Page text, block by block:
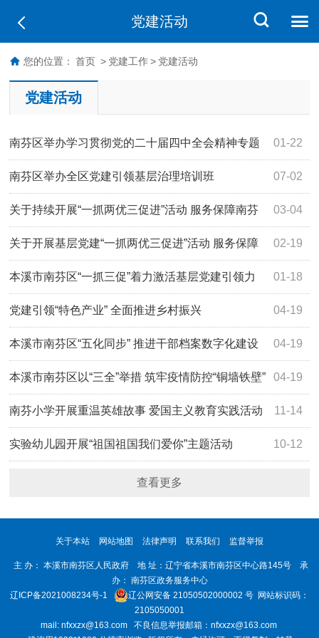
党建活动
您的位置： 首页 > 党建工作 > 党建活动
党建活动
01-22
南芬区举办学习贯彻党的二十届四中全会精神专题
培训班 07-02
南芬区举办全区党建引领基层治理培训班
03-04
关于持续开展“一抓两优三促进”活动 服务保障南芬
全面振兴新突破三年行动 决战决胜的实施方案 02-19
关于开展基层党建“一抓两优三促进”活动 服务保障
南芬全面振兴新突破的实施方案 01-18
本溪市南芬区“一抓三促”着力激活基层党建引领力
04-19
党建引领“特色产业” 全面推进乡村振兴
04-19
本溪市南芬区“五化同步” 推进干部档案数字化建设
04-19
本溪市南芬区以“三全”举措 筑牢疫情防控“铜墙铁壁”
11-14
南芬小学开展重温英雄故事 爱国主义教育实践活动
10-12
实验幼儿园开展“祖国祖国我们爱你”主题活动
查看更多
关于本站 网站地图 法律声明 联系我们 监督举报
主 办： 本溪市南芬区人民政府 地 址：辽宁省本溪市南芬区中心路145号 承
办： 南芬区政务服务中心
辽ICP备2021008234号-1
辽公网安备 21050502000002 号 网站标识码：
2105050001
mail: nfxxzx@163.com 不良信息举报邮箱：nfxxzx@163.com